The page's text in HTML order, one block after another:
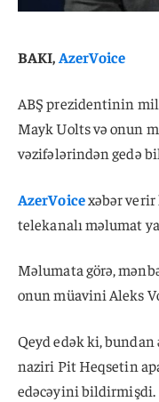
BAKI,AzerVoice
ABŞ prezidentinin
Mayk Uolts və onun
vəzifələrindən gedə
AzerVoicexəbər verir
telekanalı məlumat
Məlumata görə,
onun müavini Aleks
Qeyd edək ki,
naziri Pit Heqsetin
edəcəyini bildirmişdi.